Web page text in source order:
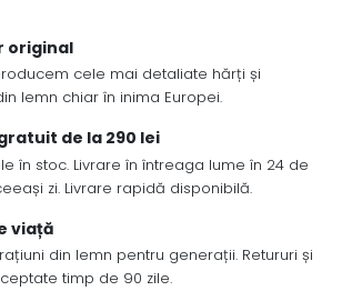
original
cele mai detaliate hărți și
lemn chiar în inima Europei.
de la 290 lei
în stoc. Livrare în întreaga lume în 24 de
zi. Livrare rapidă disponibilă.
viață
din lemn pentru generații. Retururi și
timp de 90 zile.